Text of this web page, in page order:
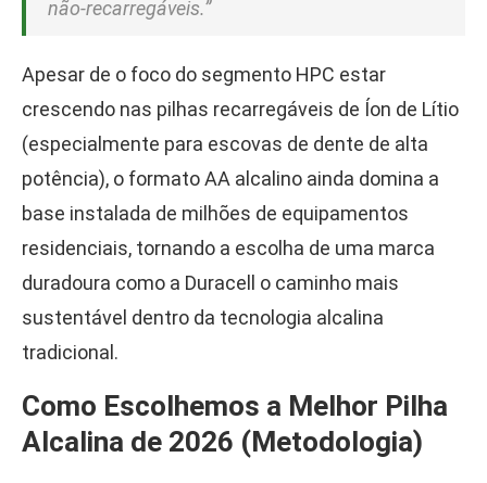
não-recarregáveis.”
Apesar de o foco do segmento HPC estar
crescendo nas pilhas recarregáveis de Íon de Lítio
(especialmente para escovas de dente de alta
potência), o formato AA alcalino ainda domina a
base instalada de milhões de equipamentos
residenciais, tornando a escolha de uma marca
duradoura como a Duracell o caminho mais
sustentável dentro da tecnologia alcalina
tradicional.
Como Escolhemos a Melhor Pilha
Alcalina de 2026 (Metodologia)